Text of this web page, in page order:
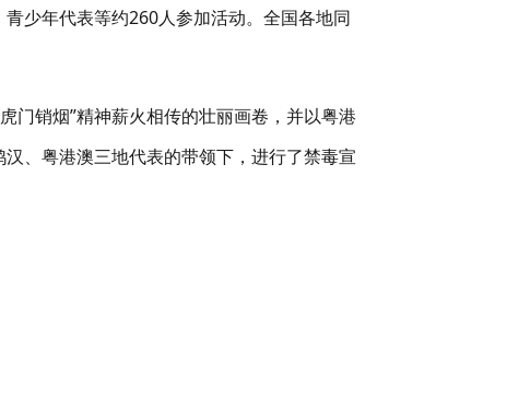
青少年代表等约260人参加活动。全国各地同
虎门销烟”精神薪火相传的壮丽画卷，并以粤港
、粤港澳三地代表的带领下，进行了禁毒宣